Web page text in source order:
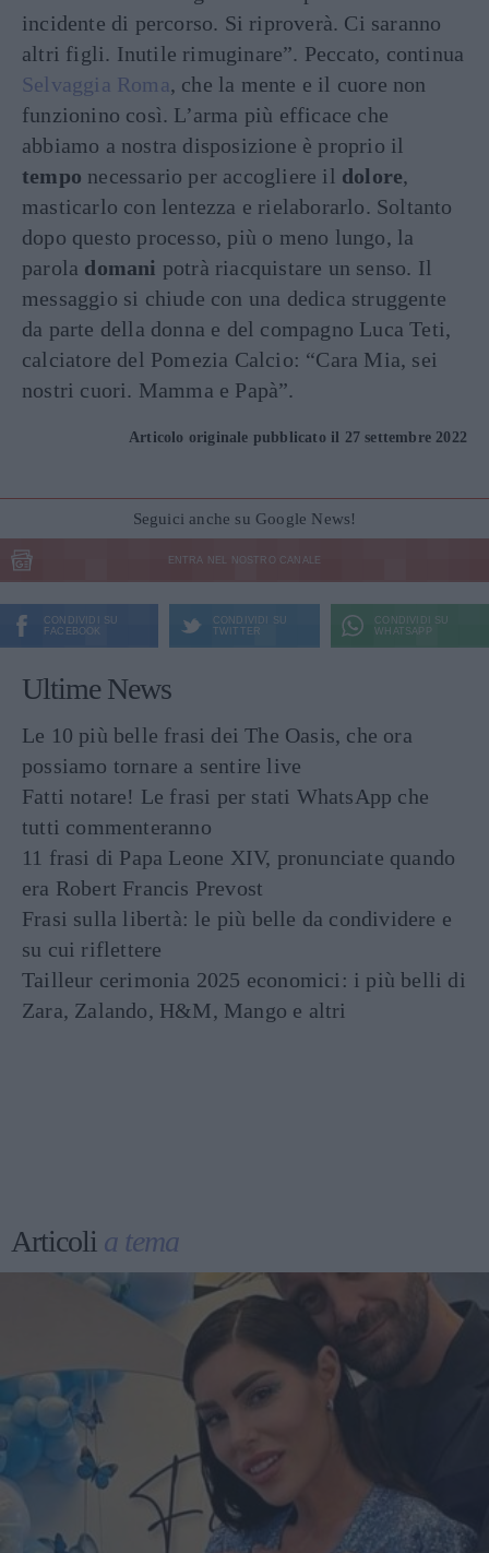
incidente di percorso. Si riproverà. Ci saranno
altri figli. Inutile rimuginare”. Peccato, continua
Selvaggia Roma, che la mente e il cuore non
funzionino così. L’arma più efficace che
abbiamo a nostra disposizione è proprio il
tempo necessario per accogliere il dolore,
masticarlo con lentezza e rielaborarlo. Soltanto
dopo questo processo, più o meno lungo, la
parola domani potrà riacquistare un senso. Il
messaggio si chiude con una dedica struggente
da parte della donna e del compagno Luca Teti,
calciatore del Pomezia Calcio: “Cara Mia, sei
nostri cuori. Mamma e Papà”.
Articolo originale pubblicato il 27 settembre 2022
Seguici anche su Google News!
ENTRA NEL NOSTRO CANALE
CONDIVIDI SU
FACEBOOK
CONDIVIDI SU
TWITTER
CONDIVIDI SU
WHATSAPP
Ultime News
Le 10 più belle frasi dei The Oasis, che ora
possiamo tornare a sentire live
Fatti notare! Le frasi per stati WhatsApp che
tutti commenteranno
11 frasi di Papa Leone XIV, pronunciate quando
era Robert Francis Prevost
Frasi sulla libertà: le più belle da condividere e
su cui riflettere
Tailleur cerimonia 2025 economici: i più belli di
Zara, Zalando, H&M, Mango e altri
Articoli a tema